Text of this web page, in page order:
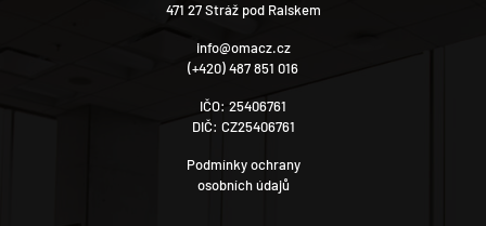
471 27 Stráž pod Ralskem
info@omacz.cz
(+420) 487 851 016
IČO: 25406761
DIČ: CZ25406761
Podmínky ochrany
osobních údajů